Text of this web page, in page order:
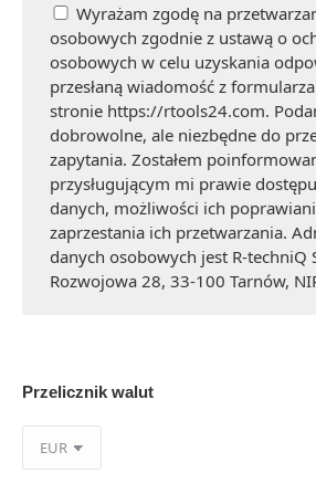
Wyrażam zgodę na
osobowych zgodnie z ustawą o
osobowych w celu uzyskania
przesłaną wiadomość z
stronie https://rtools24.com.
dobrowolne, ale niezbędne do
zapytania. Zostałem
przysługującym mi prawie
danych, możliwości ich
zaprzestania ich przetwarzania.
danych osobowych jest R-techniQ
Rozwojowa 28, 33-100 Tarnów,
Przelicznik walut